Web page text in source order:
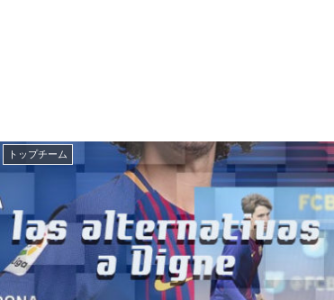
トップチーム